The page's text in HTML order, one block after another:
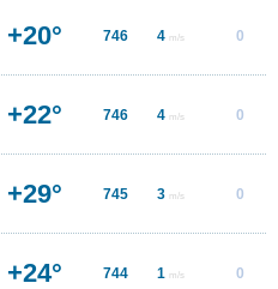
+20° 746 4 m/s 0
+22° 746 4 m/s 0
+29° 745 3 m/s 0
+24° 744 1 m/s 0